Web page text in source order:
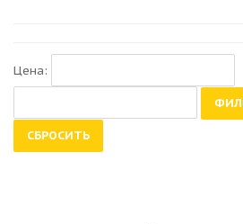
Цена:
СБРОСИТЬ